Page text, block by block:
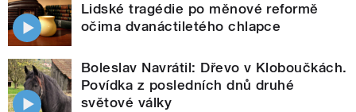
Lidské tragédie po měnové reformě
očima dvanáctiletého chlapce
Boleslav Navrátil: Dřevo v Kloboučkách.
Povídka z posledních dnů druhé
světové války